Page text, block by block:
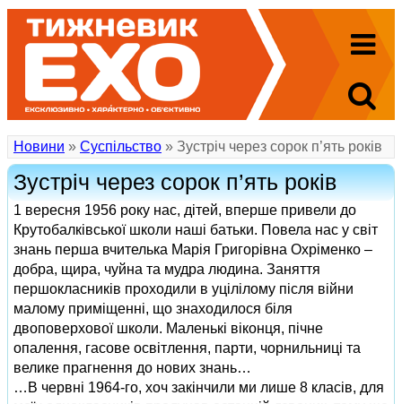
Новини » Суспільство » Зустріч через сорок п’ять років
Зустріч через сорок п’ять років
1 вересня 1956 року нас, дітей, вперше привели до
Крутобалківської школи наші батьки. Повела нас у світ
знань перша вчителька Марія Григорівна Охріменко –
добра, щира, чуйна та мудра людина. Заняття
першокласників проходили в уцілілому після війни
малому приміщенні, що знаходилося біля
двоповерхової школи. Маленькі віконця, пічне
опалення, гасове освітлення, парти, чорнильниці та
велике прагнення до нових знань…
…В червні 1964-го, хоч закінчили ми лише 8 класів, для